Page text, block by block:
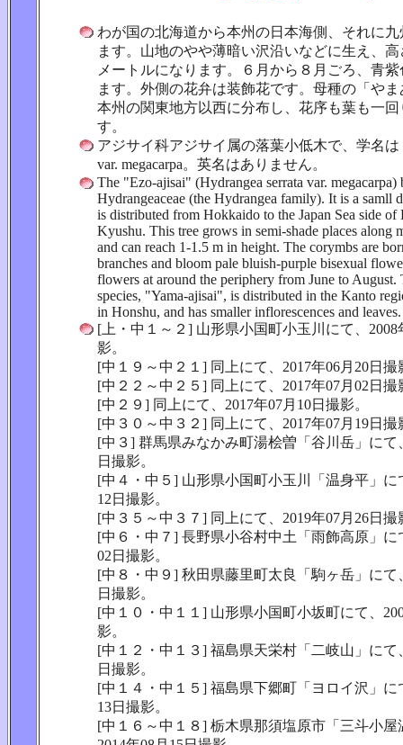
わが国の北海道から本州の日本海側、それに
ます。山地のやや薄暗い沢沿いなどに生え、
メートルになります。６月から８月ごろ、青
ます。外側の花弁は装飾花です。母種の「や
本州の関東地方以西に分布し、花序も葉も一
す。
アジサイ科アジサイ属の落葉小低木で、学名は
var. megacarpa。英名はありません。
The "Ezo-ajisai" (Hydrangea serrata var. megacarpa)
Hydrangeaceae (the Hydrangea family). It is a samll
is distributed from Hokkaido to the Japan Sea side of
Kyushu. This tree grows in semi-shade places along
and can reach 1-1.5 m in height. The corymbs are
branches and bloom pale bluish-purple bisexual
flowers at around the periphery from June to August.
species, "Yama-ajisai", is distributed in the Kanto
in Honshu, and has smaller inflorescences and leaves.
[上・中１～２] 山形県小国町小玉川にて、2008
影。
[中１９～中２１] 同上にて、2017年06月20日撮
[中２２～中２５] 同上にて、2017年07月02日撮
[中２９] 同上にて、2017年07月10日撮影。
[中３０～中３２] 同上にて、2017年07月19日撮
[中３] 群馬県みなかみ町湯桧曽「谷川岳」にて
日撮影。
[中４・中５] 山形県小国町小玉川「温身平」に
12日撮影。
[中３５～中３７] 同上にて、2019年07月26日撮
[中６・中７] 長野県小谷村中土「雨飾高原」に
02日撮影。
[中８・中９] 秋田県藤里町太良「駒ヶ岳」にて
日撮影。
[中１０・中１１] 山形県小国町小坂町にて、
影。
[中１２・中１３] 福島県天栄村「二岐山」にて
日撮影。
[中１４・中１５] 福島県下郷町「ヨロイ沢」に
13日撮影。
[中１６～中１８] 栃木県那須塩原市「三斗小屋